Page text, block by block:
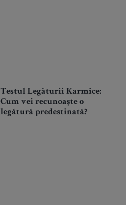
Testul Legăturii Karmice:
Cum vei recunoaște o
legătură predestinată?